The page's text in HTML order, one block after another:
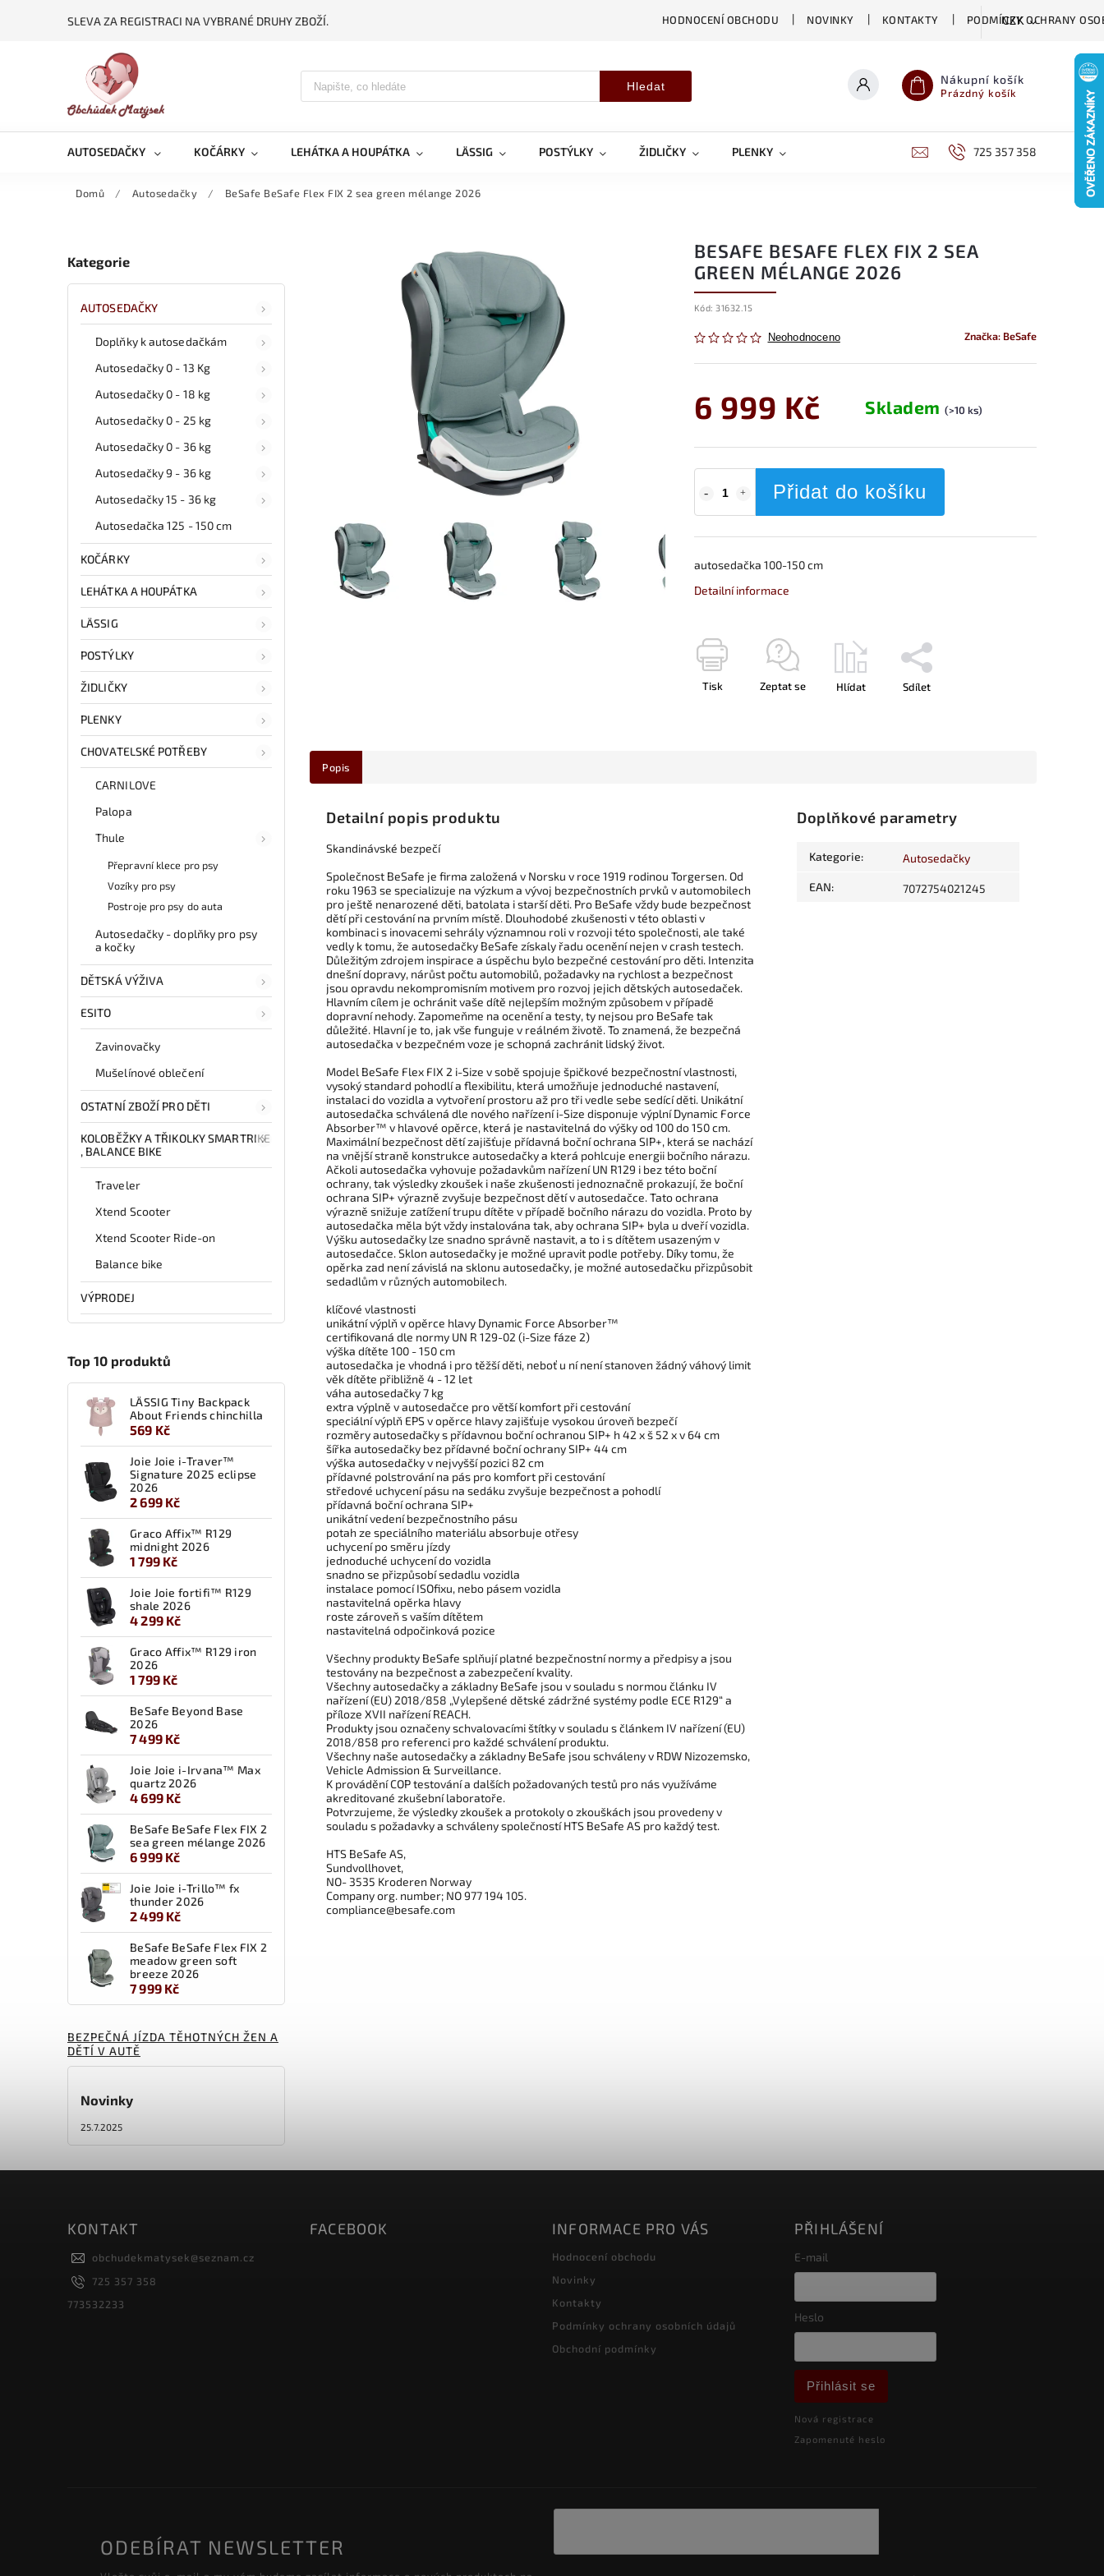
SLEVA ZA REGISTRACI NA VYBRANÉ DRUHY ZBOŽÍ. HODNOCENÍ OBCHODU NOVINKY KONTAKTY PODMÍNKY OCHRANY
CZK
Hledat Nákupní košík
Prázdný košík
AUTOSEDAČKY KOČÁRKY LEHÁTKA A HOUPÁTKA LÄSSIG POSTÝLKY ŽIDLIČKY PLENKY CHOVATELSKÉ POTŘEBY DĚTSKÁ VÝŽIVA
725 357 358
Domů / Autosedačky / BeSafe BeSafe Flex FIX 2 sea green mélange 2026
Kategorie
AUTOSEDAČKY
Doplňky k autosedačkám
Autosedačky 0 - 13 Kg
Autosedačky 0 - 18 kg
Autosedačky 0 - 25 kg
Autosedačky 0 - 36 kg
Autosedačky 9 - 36 kg
Autosedačky 15 - 36 kg
Autosedačka 125 - 150 cm
KOČÁRKY
LEHÁTKA A HOUPÁTKA
LÄSSIG
POSTÝLKY
ŽIDLIČKY
PLENKY
CHOVATELSKÉ POTŘEBY
CARNILOVE
Palopa
Thule
Přepravní klece pro psy
Vozíky pro psy
Postroje pro psy do auta
Autosedačky - doplňky pro psy
a kočky
DĚTSKÁ VÝŽIVA
ESITO
Zavinovačky
Mušelínové oblečení
OSTATNÍ ZBOŽÍ PRO DĚTI
KOLOBĚŽKY A TŘIKOLKY SMARTRIKE
, BALANCE BIKE
Traveler
Xtend Scooter
Xtend Scooter Ride-on
Balance bike
VÝPRODEJ
Top 10 produktů
LÄSSIG Tiny Backpack
About Friends chinchilla
569 Kč
Joie Joie i-Traver™
Signature 2025 eclipse
2026
2 699 Kč
Graco Affix™ R129
midnight 2026
1 799 Kč
Joie Joie fortifi™ R129
shale 2026
4 299 Kč
Graco Affix™ R129 iron
2026
1 799 Kč
BeSafe Beyond Base
2026
7 499 Kč
Joie Joie i-Irvana™ Max
quartz 2026
4 699 Kč
BeSafe BeSafe Flex FIX 2
sea green mélange 2026
6 999 Kč
Joie Joie i-Trillo™ fx
thunder 2026
2 499 Kč
BeSafe BeSafe Flex FIX 2
meadow green soft
breeze 2026
7 999 Kč
BEZPEČNÁ JÍZDA TĚHOTNÝCH ŽEN A
DĚTÍ V AUTĚ
Novinky
25.7.2025
BESAFE BESAFE FLEX FIX 2 SEA
GREEN MÉLANGE 2026
Kód: 31632.15
Neohodnoceno Značka: BeSafe
6 999 Kč Skladem(>10 ks)
Přidat do košíku
autosedačka 100-150 cm
Detailní informace
Tisk Zeptat se Hlídat Sdílet
Popis
Detailní popis produktu
Skandinávské bezpečí
Společnost BeSafe je firma založená v Norsku v roce 1919 rodinou Torgersen. Od
roku 1963 se specializuje na výzkum a vývoj bezpečnostních prvků v automobilech
pro ještě nenarozené děti, batolata i starší děti. Pro BeSafe vždy bude bezpečnost
dětí při cestování na prvním místě. Dlouhodobé zkušenosti v této oblasti v
kombinaci s inovacemi sehrály významnou roli v rozvoji této společnosti, ale také
vedly k tomu, že autosedačky BeSafe získaly řadu ocenění nejen v crash testech.
Důležitým zdrojem inspirace a úspěchu bylo bezpečné cestování pro děti. Intenzita
dnešní dopravy, nárůst počtu automobilů, požadavky na rychlost a bezpečnost
jsou opravdu nekompromisním motivem pro rozvoj jejich dětských autosedaček.
Hlavním cílem je ochránit vaše dítě nejlepším možným způsobem v případě
dopravní nehody. Zapomeňme na ocenění a testy, ty nejsou pro BeSafe tak
důležité. Hlavní je to, jak vše funguje v reálném životě. To znamená, že bezpečná
autosedačka v bezpečném voze je schopná zachránit lidský život.
Model BeSafe Flex FIX 2 i-Size v sobě spojuje špičkové bezpečnostní vlastnosti,
vysoký standard pohodlí a flexibilitu, která umožňuje jednoduché nastavení,
instalaci do vozidla a vytvoření prostoru až pro tři vedle sebe sedící děti. Unikátní
autosedačka schválená dle nového nařízení i-Size disponuje výplní Dynamic Force
Absorber™ v hlavové opěrce, která je nastavitelná do výšky od 100 do 150 cm.
Maximální bezpečnost dětí zajišťuje přídavná boční ochrana SIP+, která se nachází
na vnější straně konstrukce autosedačky a která pohlcuje energii bočního nárazu.
Ačkoli autosedačka vyhovuje požadavkům nařízení UN R129 i bez této boční
ochrany, tak výsledky zkoušek i naše zkušenosti jednoznačně prokazují, že boční
ochrana SIP+ výrazně zvyšuje bezpečnost dětí v autosedačce. Tato ochrana
výrazně snižuje zatížení trupu dítěte v případě bočního nárazu do vozidla. Proto by
autosedačka měla být vždy instalována tak, aby ochrana SIP+ byla u dveří vozidla.
Výšku autosedačky lze snadno správně nastavit, a to i s dítětem usazeným v
autosedačce. Sklon autosedačky je možné upravit podle potřeby. Díky tomu, že
opěrka zad není závislá na sklonu autosedačky, je možné autosedačku přizpůsobit
sedadlům v různých automobilech.
klíčové vlastnosti
unikátní výplň v opěrce hlavy Dynamic Force Absorber™
certifikovaná dle normy UN R 129-02 (i-Size fáze 2)
výška dítěte 100 - 150 cm
autosedačka je vhodná i pro těžší děti, neboť u ní není stanoven žádný váhový limit
věk dítěte přibližně 4 - 12 let
váha autosedačky 7 kg
extra výplně v autosedačce pro větší komfort při cestování
speciální výplň EPS v opěrce hlavy zajišťuje vysokou úroveň bezpečí
rozměry autosedačky s přídavnou boční ochranou SIP+ h 42 x š 52 x v 64 cm
šířka autosedačky bez přídavné boční ochrany SIP+ 44 cm
výška autosedačky v nejvyšší pozici 82 cm
přídavné polstrování na pás pro komfort při cestování
středové uchycení pásu na sedáku zvyšuje bezpečnost a pohodlí
přídavná boční ochrana SIP+
unikátní vedení bezpečnostního pásu
potah ze speciálního materiálu absorbuje otřesy
uchycení po směru jízdy
jednoduché uchycení do vozidla
snadno se přizpůsobí sedadlu vozidla
instalace pomocí ISOfixu, nebo pásem vozidla
nastavitelná opěrka hlavy
roste zároveň s vaším dítětem
nastavitelná odpočinková pozice
Všechny produkty BeSafe splňují platné bezpečnostní normy a předpisy a jsou
testovány na bezpečnost a zabezpečení kvality.
Všechny autosedačky a základny BeSafe jsou v souladu s normou článku IV
nařízení (EU) 2018/858 „Vylepšené dětské zádržné systémy podle ECE R129“ a
příloze XVII nařízení REACH.
Produkty jsou označeny schvalovacími štítky v souladu s článkem IV nařízení (EU)
2018/858 pro referenci pro každé schválení produktu.
Všechny naše autosedačky a základny BeSafe jsou schváleny v RDW Nizozemsko,
Vehicle Admission & Surveillance.
K provádění COP testování a dalších požadovaných testů pro nás využíváme
akreditované zkušební laboratoře.
Potvrzujeme, že výsledky zkoušek a protokoly o zkouškách jsou provedeny v
souladu s požadavky a schváleny společností HTS BeSafe AS pro každý test.
HTS BeSafe AS,
Sundvollhovet,
NO- 3535 Kroderen Norway
Company org. number; NO 977 194 105.
compliance@besafe.com
Doplňkové parametry
Kategorie: Autosedačky
EAN: 7072754021245
KONTAKT
obchudekmatysek@seznam.cz
725 357 358
773532233
FACEBOOK INFORMACE PRO VÁS
Hodnocení obchodu
Novinky
Kontakty
Podmínky ochrany osobních údajů
Obchodní podmínky
PŘIHLÁŠENÍ
E-mail
Heslo
Přihlásit se
Nová registrace
Zapomenuté heslo
ODEBÍRAT NEWSLETTER